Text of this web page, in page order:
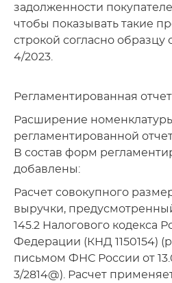
задолженности
чтобы показывать такие
строкой согласно
4/2023.
Регламентированная
Расширение
регламентированной
В состав форм
добавлены:
Расчет совокупного
выручки,
145.2 Налогового кодекса
Федерации (КНД 1150154)
письмом ФНС России от
3/2814@). Расчет